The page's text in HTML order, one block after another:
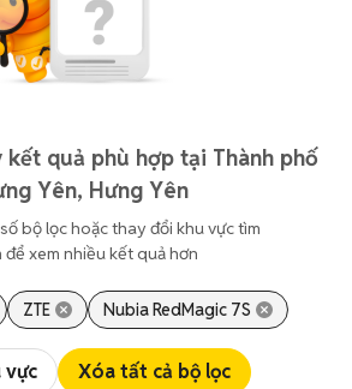
kết quả phù hợp tại Thành phố
Yên, Hưng Yên
bộ lọc hoặc thay đổi khu vực tìm
để xem nhiều kết quả hơn
ZTE Nubia RedMagic 7S
vực Xóa tất cả bộ lọc